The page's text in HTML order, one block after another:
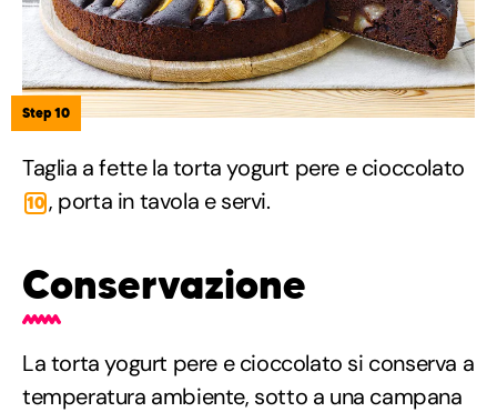
Step 10
Taglia a fette la torta yogurt pere e cioccolato
10 , porta in tavola e servi.
Conservazione
La torta yogurt pere e cioccolato si conserva a
temperatura ambiente, sotto a una campana